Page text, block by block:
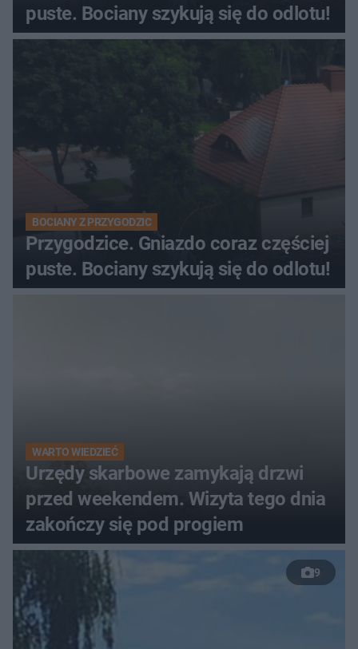
puste. Bociany szykują się do odlotu!
BOCIANY Z PRZYGODZIC
Przygodzice. Gniazdo coraz częściej
puste. Bociany szykują się do odlotu!
WARTO WIEDZIEĆ
Urzędy skarbowe zamykają drzwi
przed weekendem. Wizyta tego dnia
zakończy się pod progiem
9